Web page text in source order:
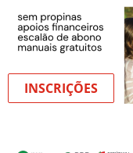
INSCRIÇÕES